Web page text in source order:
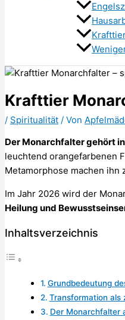
Krafttier
/ Spiritualität / Von
Der Monarchfalter gehört
leuchtend orangefarbenen
Metamorphose machen ihn
Im Jahr 2026 wird der
Heilung und
Inhaltsverzeichnis
Grundbedeutung
Transformation als
Der Monarchfalter